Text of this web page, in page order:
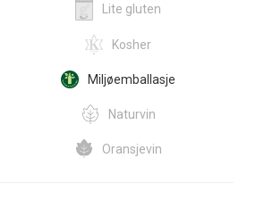
Lite gluten
Kosher
Miljøemballasje
Naturvin
Oransjevin